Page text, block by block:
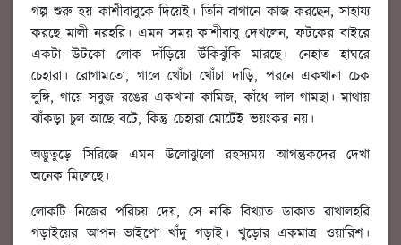
গল্প শুরু হয় কাশীবাবুকে দিয়েই। তিনি বাগানে কাজ করছেন, সাহায্য
করছে মালী নরহরি। এমন সময় কাশীবাবু দেখলেন, ফটকের বাইরে
একটা উটকো লোক দাঁড়িয়ে উঁকিঝুঁকি মারছে। নেহাত হাঘরে
চেহারা। রোগামতো, গালে খোঁচা খোঁচা দাড়ি, পরনে একখানা চেক
লুঙ্গি, গায়ে সবুজ রঙের একখানা কামিজ, কাঁধে লাল গামছা। মাথায়
ঝাঁকড়া চুল আছে বটে, কিন্তু চেহারা মোটেই ভয়ংকর নয়।
অদ্ভুতুড়ে সিরিজে এমন উলোঝুলো রহস্যময় আগন্তুকদের দেখা
অনেক মিলেছে।
লোকটি নিজের পরিচয় দেয়, সে নাকি বিখ্যাত ডাকাত রাখালহরি
গড়াইয়ের আপন ভাইপো খাঁদু গড়াই। খুড়োর একমাত্র ওয়ারিশ।